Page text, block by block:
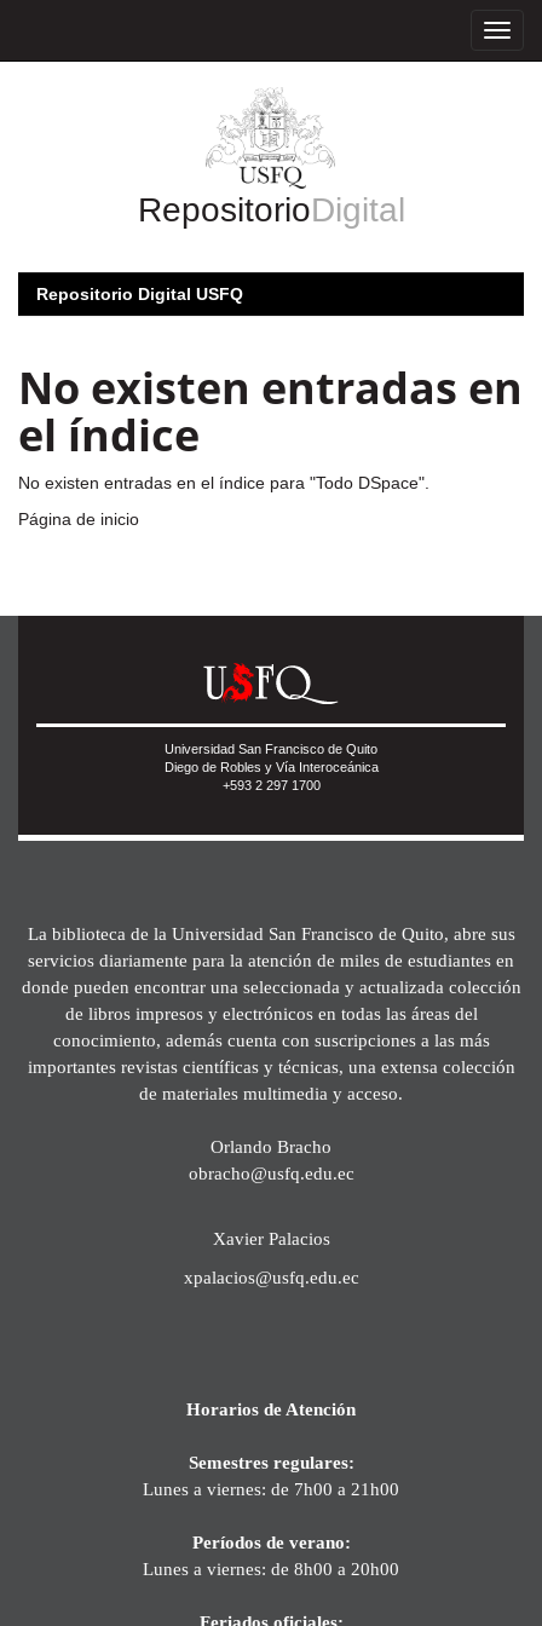
RepositorioDigital
Repositorio Digital USFQ
No existen entradas en
el índice
No existen entradas en el índice para "Todo DSpace".
Página de inicio
Universidad San Francisco de Quito
Diego de Robles y Vía Interoceánica
+593 2 297 1700
La biblioteca de la Universidad San Francisco de Quito, abre sus
servicios diariamente para la atención de miles de estudiantes en
donde pueden encontrar una seleccionada y actualizada colección
de libros impresos y electrónicos en todas las áreas del
conocimiento, además cuenta con suscripciones a las más
importantes revistas científicas y técnicas, una extensa colección
de materiales multimedia y acceso.
Orlando Bracho
obracho@usfq.edu.ec
Xavier Palacios
xpalacios@usfq.edu.ec
Horarios de Atención
Semestres regulares:
Lunes a viernes: de 7h00 a 21h00
Períodos de verano:
Lunes a viernes: de 8h00 a 20h00
Feriados oficiales: